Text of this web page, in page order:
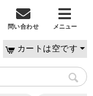
問い合わせ メニュー
カートは空です